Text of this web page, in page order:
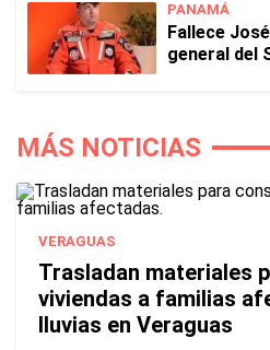
PANAMÁ
Fallece
general del
MÁS NOTICIAS
VERAGUAS
Trasladan materiales
viviendas a familias
lluvias en Veraguas